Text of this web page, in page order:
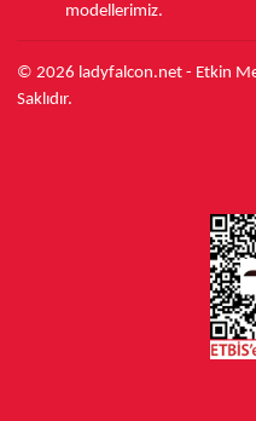
modellerimiz.
© 2026 ladyfalcon.net - Etkin
Saklıdır.